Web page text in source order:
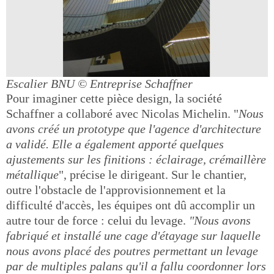
Escalier BNU © Entreprise Schaffner
Pour imaginer cette pièce design, la société
Schaffner a collaboré avec Nicolas Michelin. "Nous
avons créé un prototype que l'agence d'architecture
a validé. Elle a également apporté quelques
ajustements sur les finitions : éclairage, crémaillère
métallique", précise le dirigeant. Sur le chantier,
outre l'obstacle de l'approvisionnement et la
difficulté d'accès, les équipes ont dû accomplir un
autre tour de force : celui du levage. "Nous avons
fabriqué et installé une cage d'étayage sur laquelle
nous avons placé des poutres permettant un levage
par de multiples palans qu'il a fallu coordonner lors